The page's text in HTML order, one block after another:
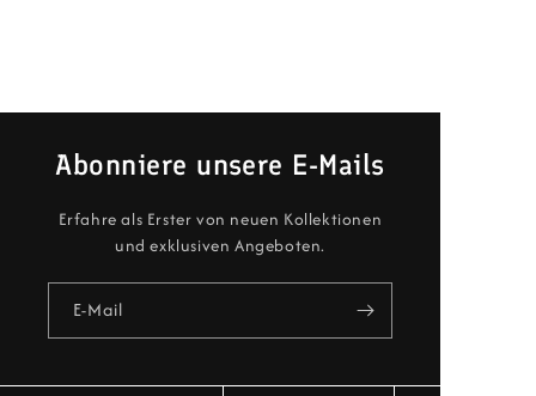
Abonniere unsere E-Mails
Erfahre als Erster von neuen Kollektionen
und exklusiven Angeboten.
E-Mail